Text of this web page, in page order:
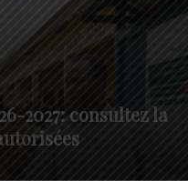
2027: consultez la